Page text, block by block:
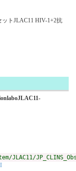
トJLAC11 HIV-1+2抗